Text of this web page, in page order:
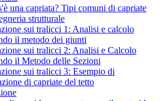
una capriata? Tipi comuni di capriate
strutturale
sui tralicci 1: Analisi e calcolo
il metodo dei giunti
sui tralicci 2: Analisi e Calcolo
il Metodo delle Sezioni
sui tralicci 3: Esempio di
di capriate del tetto